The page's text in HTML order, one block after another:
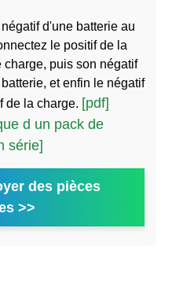
d'une batterie au
le positif de la
charge, puis son négatif
et enfin le négatif
de la charge. [pdf]
d un pack de
série]
des pièces
>>